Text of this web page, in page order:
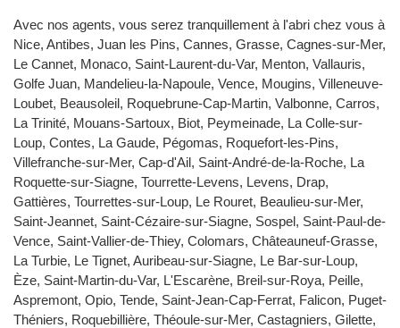
Avec nos agents, vous serez tranquillement à l'abri chez vous à
Nice, Antibes, Juan les Pins, Cannes, Grasse, Cagnes-sur-Mer,
Le Cannet, Monaco, Saint-Laurent-du-Var, Menton, Vallauris,
Golfe Juan, Mandelieu-la-Napoule, Vence, Mougins, Villeneuve-
Loubet, Beausoleil, Roquebrune-Cap-Martin, Valbonne, Carros,
La Trinité, Mouans-Sartoux, Biot, Peymeinade, La Colle-sur-
Loup, Contes, La Gaude, Pégomas, Roquefort-les-Pins,
Villefranche-sur-Mer, Cap-d'Ail, Saint-André-de-la-Roche, La
Roquette-sur-Siagne, Tourrette-Levens, Levens, Drap,
Gattières, Tourrettes-sur-Loup, Le Rouret, Beaulieu-sur-Mer,
Saint-Jeannet, Saint-Cézaire-sur-Siagne, Sospel, Saint-Paul-de-
Vence, Saint-Vallier-de-Thiey, Colomars, Châteauneuf-Grasse,
La Turbie, Le Tignet, Auribeau-sur-Siagne, Le Bar-sur-Loup,
Èze, Saint-Martin-du-Var, L'Escarène, Breil-sur-Roya, Peille,
Aspremont, Opio, Tende, Saint-Jean-Cap-Ferrat, Falicon, Puget-
Théniers, Roquebillière, Théoule-sur-Mer, Castagniers, Gilette,